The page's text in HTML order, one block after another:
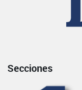
Secciones